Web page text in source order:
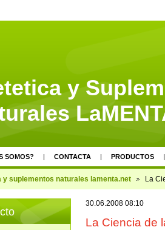
y
SOMOS? CONTACTA PRODUCTOS
y suplementos naturales lamenta.net La
30.06.2008 08:10
La Ciencia de